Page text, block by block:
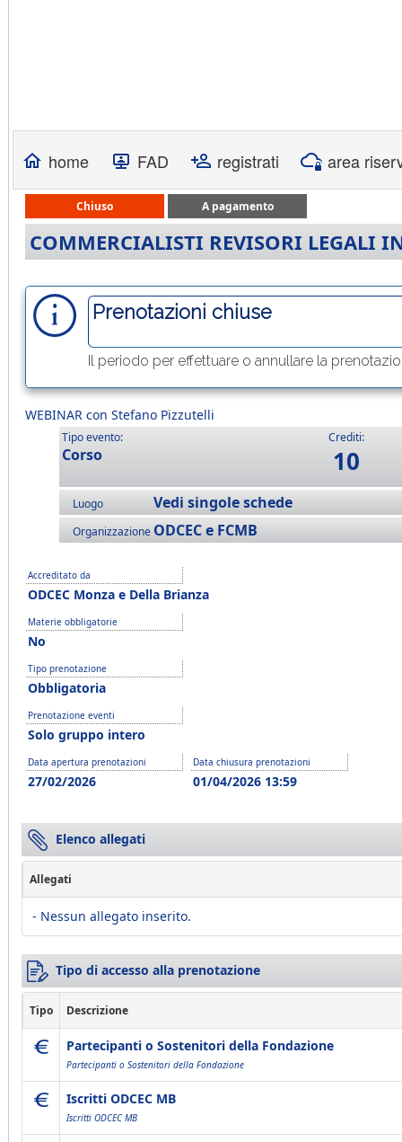
home FAD registrati area
Chiuso A pagamento
COMMERCIALISTI REVISORI LEGALI
Prenotazioni chiuse
Il periodo per effettuare o annullare la
WEBINAR con Stefano Pizzutelli
Tipo evento:
Corso
Crediti:
10
Luogo Vedi singole schede
Organizzazione ODCEC e FCMB
Accreditato da
ODCEC Monza e Della Brianza
Materie obbligatorie
No
Tipo prenotazione
Obbligatoria
Prenotazione eventi
Solo gruppo intero
Data apertura prenotazioni
27/02/2026
Data chiusura prenotazioni
01/04/2026 13:59
Elenco allegati
Allegati
- Nessun allegato inserito.
Tipo di accesso alla prenotazione
Tipo Descrizione
Partecipanti o Sostenitori della Fondazione
Partecipanti o Sostenitori della Fondazione
Iscritti ODCEC MB
Iscritti ODCEC MB